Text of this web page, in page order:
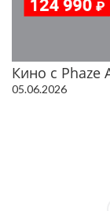
Кино с Phaze
05.06.2026